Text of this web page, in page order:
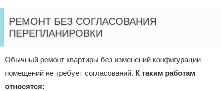
РЕМОНТ БЕЗ СОГЛАСОВАНИЯ
ПЕРЕПЛАНИРОВКИ
Обычный ремонт квартиры без изменений конфигурации
помещений не требует согласований. К таким работам
относятся: